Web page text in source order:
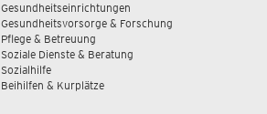
Gesundheitseinrichtungen
Gesundheitsvorsorge & Forschung
Pflege & Betreuung
Soziale Dienste & Beratung
Sozialhilfe
Beihilfen & Kurplätze